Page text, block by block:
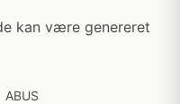
kan være genereret
ABUS